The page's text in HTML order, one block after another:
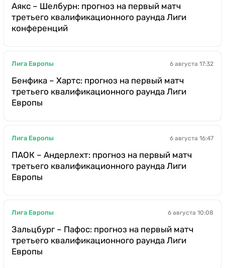
Аякс – Шелбурн: прогноз на первый матч
третьего квалификационного раунда Лиги
конференций
Лига Европы 6 августа 17:32
Бенфика – Хартс: прогноз на первый матч
третьего квалификационного раунда Лиги
Европы
Лига Европы 6 августа 16:47
ПАОК – Андерлехт: прогноз на первый матч
третьего квалификационного раунда Лиги
Европы
Лига Европы 6 августа 10:08
Зальцбург – Пафос: прогноз на первый матч
третьего квалификационного раунда Лиги
Европы